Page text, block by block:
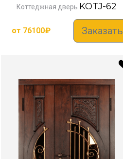
Коттеджная дверь KOTJ-62
от 76100₽ Заказать